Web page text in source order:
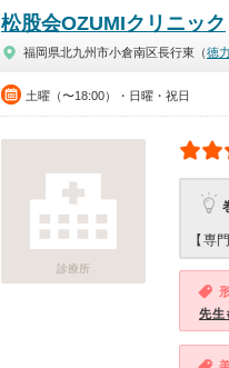
松股会OZUMIクリニック
福岡県北九州市小倉南区長行東（徳
土曜（〜18:00）・日曜・祝日
診療所
【専
先生